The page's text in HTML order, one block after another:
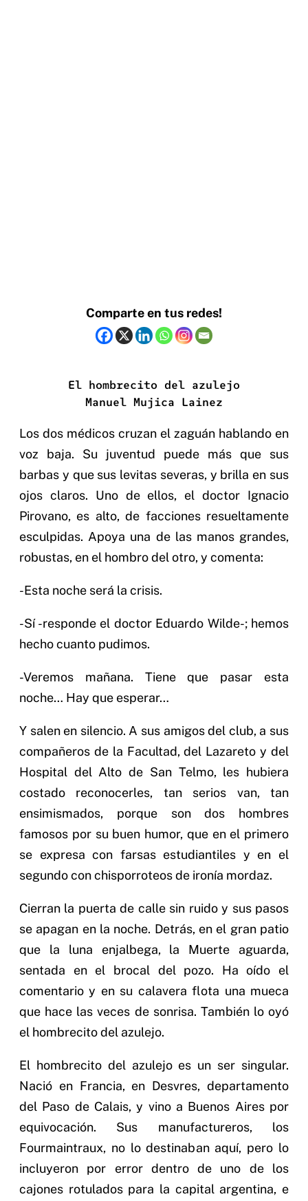
Comparte en tus redes!
El hombrecito del azulejo
Manuel Mujica Lainez
Los dos médicos cruzan el zaguán hablando en
voz baja. Su juventud puede más que sus
barbas y que sus levitas severas, y brilla en sus
ojos claros. Uno de ellos, el doctor Ignacio
Pirovano, es alto, de facciones resueltamente
esculpidas. Apoya una de las manos grandes,
robustas, en el hombro del otro, y comenta:
-Esta noche será la crisis.
-Sí -responde el doctor Eduardo Wilde-; hemos
hecho cuanto pudimos.
-Veremos mañana. Tiene que pasar esta
noche… Hay que esperar…
Y salen en silencio. A sus amigos del club, a sus
compañeros de la Facultad, del Lazareto y del
Hospital del Alto de San Telmo, les hubiera
costado reconocerles, tan serios van, tan
ensimismados, porque son dos hombres
famosos por su buen humor, que en el primero
se expresa con farsas estudiantiles y en el
segundo con chisporroteos de ironía mordaz.
Cierran la puerta de calle sin ruido y sus pasos
se apagan en la noche. Detrás, en el gran patio
que la luna enjalbega, la Muerte aguarda,
sentada en el brocal del pozo. Ha oído el
comentario y en su calavera flota una mueca
que hace las veces de sonrisa. También lo oyó
el hombrecito del azulejo.
El hombrecito del azulejo es un ser singular.
Nació en Francia, en Desvres, departamento
del Paso de Calais, y vino a Buenos Aires por
equivocación. Sus manufactureros, los
Fourmaintraux, no lo destinaban aquí, pero lo
incluyeron por error dentro de uno de los
cajones rotulados para la capital argentina, e